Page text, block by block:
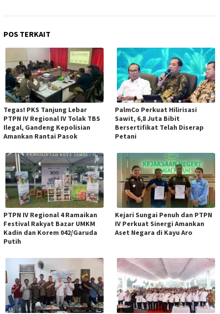
POS TERKAIT
Tegas! PKS Tanjung Lebar
PTPN IV Regional IV Tolak TBS
Ilegal, Gandeng Kepolisian
Amankan Rantai Pasok
PalmCo Perkuat Hilirisasi
Sawit, 6,8 Juta Bibit
Bersertifikat Telah Diserap
Petani
PTPN IV Regional 4 Ramaikan
Festival Rakyat Bazar UMKM
Kadin dan Korem 042/Garuda
Putih
Kejari Sungai Penuh dan PTPN
IV Perkuat Sinergi Amankan
Aset Negara di Kayu Aro